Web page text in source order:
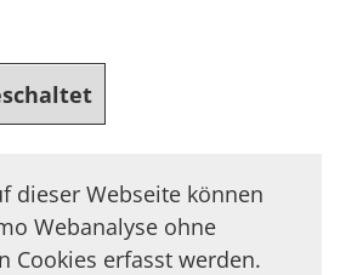
dieser Webseite können
Webanalyse ohne
Cookies erfasst werden.